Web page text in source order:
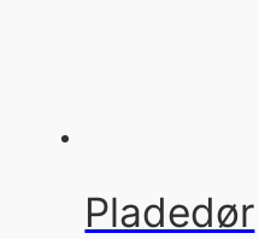
Pladedør